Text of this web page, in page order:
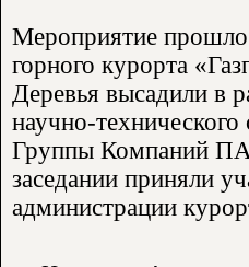
Мероприятие прошло
горного курорта
Деревья высадили в
научно-технического
Группы Компаний
заседании приняли
администрации